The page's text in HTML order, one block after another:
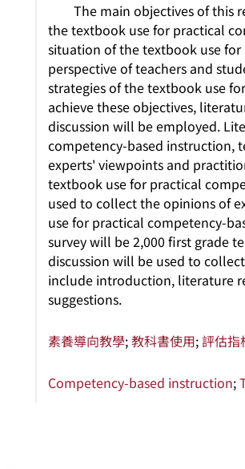
The main objectives of this
the textbook use for practical
situation of the textbook use
perspective of teachers and
strategies of the textbook use
achieve these objectives,
discussion will be employed.
competency-based instruction,
experts' viewpoints and
textbook use for practical
used to collect the opinions of
use for practical competency-
survey will be 2,000 first grade
discussion will be used to
include introduction, literature
suggestions.
素養導向教學;教科書使用;評估指
Competency-based instruction;